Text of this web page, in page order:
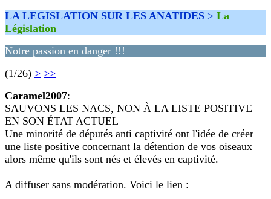
LA LEGISLATION SUR LES ANATIDES > La
Législation
Notre passion en danger !!!
(1/26) > >>
Caramel2007:
SAUVONS LES NACS, NON À LA LISTE POSITIVE
EN SON ÉTAT ACTUEL
Une minorité de députés anti captivité ont l'idée de créer
une liste positive concernant la détention de vos oiseaux
alors même qu'ils sont nés et élevés en captivité.
A diffuser sans modération. Voici le lien :